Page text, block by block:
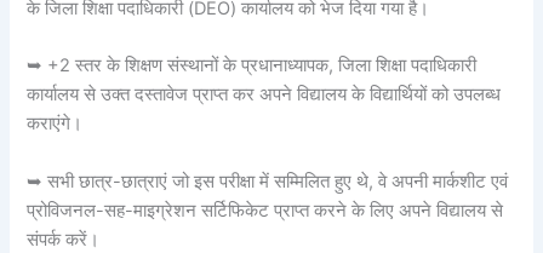
के जिला शिक्षा पदाधिकारी (DEO) कार्यालय को भेज दिया गया है।
➥ +2 स्तर के शिक्षण संस्थानों के प्रधानाध्यापक, जिला शिक्षा पदाधिकारी
कार्यालय से उक्त दस्तावेज प्राप्त कर अपने विद्यालय के विद्यार्थियों को उपलब्ध
कराएंगे।
➥ सभी छात्र-छात्राएं जो इस परीक्षा में सम्मिलित हुए थे, वे अपनी मार्कशीट एवं
प्रोविजनल-सह-माइग्रेशन सर्टिफिकेट प्राप्त करने के लिए अपने विद्यालय से
संपर्क करें।